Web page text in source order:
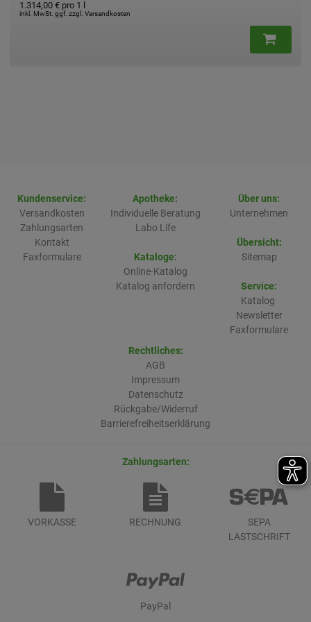
inkl. MwSt. ggf. zzgl. Versandkosten
1.314,00 € pro 1 l
Kundenservice:
Versandkosten
Zahlungsarten
Kontakt
Faxformulare
Apotheke:
Individuelle Beratung
Labo Life
Kataloge:
Online-Katalog
Katalog anfordern
Über uns:
Unternehmen
Übersicht:
Sitemap
Service:
Katalog
Newsletter
Faxformulare
Rechtliches:
AGB
Impressum
Datenschutz
Rückgabe/Widerruf
Barrierefreiheitserklärung
Zahlungsarten:
VORKASSE RECHNUNG
SEPA
LASTSCHRIFT
PayPal